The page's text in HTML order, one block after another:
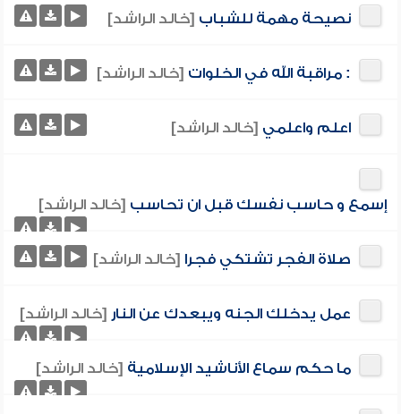
نصيحة مهمة للشباب [خالد الراشد]
: مراقبة الله في الخلوات [خالد الراشد]
اعلم واعلمي [خالد الراشد]
إسمع و حاسب نفسك قبل ان تحاسب [خالد الراشد]
صلاة الفجر تشتكي فجرا [خالد الراشد]
عمل يدخلك الجنه ويبعدك عن النار [خالد الراشد]
ما حكم سماع الأناشيد الإسلامية [خالد الراشد]